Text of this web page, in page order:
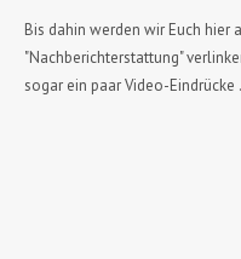
Bis dahin werden wir Euch hier
"Nachberichterstattung"
sogar ein paar Video-Eindrücke